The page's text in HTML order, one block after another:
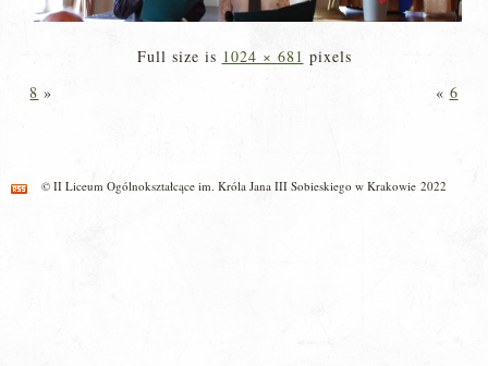
Full size is 1024 × 681 pixels
8 » « 6
© II Liceum Ogólnokształcące im. Króla Jana III Sobieskiego w Krakowie 2022